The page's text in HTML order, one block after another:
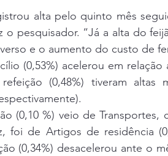
alta pelo quinto mês
o pesquisador. “Já a alta do
e o aumento do custo de
(0,53%) acelerou em relação
(0,48%) tiveram altas
(0,10 %) veio de Transportes,
foi de Artigos de residência
(0,34%) desacelerou ante o